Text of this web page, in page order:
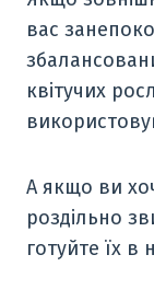
вас
квітучих
А якщо ви
роздільно
готуйте їх в